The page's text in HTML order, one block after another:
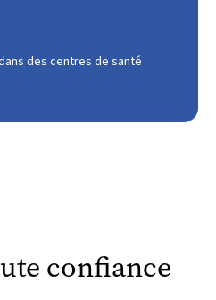
des centres de santé
confiance